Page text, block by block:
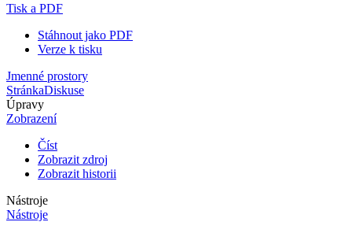
Tisk a PDF
Stáhnout jako PDF
Verze k tisku
Jmenné prostory
StránkaDiskuse
Úpravy
Zobrazení
Číst
Zobrazit zdroj
Zobrazit historii
Nástroje
Nástroje